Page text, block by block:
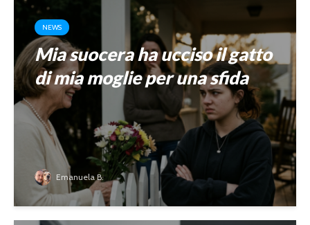
NEWS
Mia suocera ha ucciso il gatto
di mia moglie per una sfida
Emanuela B.